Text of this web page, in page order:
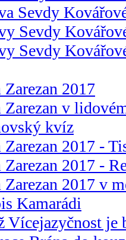
Sevdy
Sevdy
Sevdy
2017
v
kvíz
2017 -
2017 -
2017 v
Kamarádi
Vícejazyčnost je